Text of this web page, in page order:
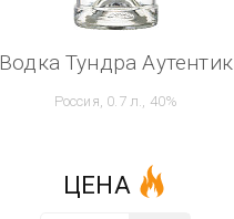
Водка Тундра Аутентик
Россия, 0.7 л., 40%
ЦЕНА